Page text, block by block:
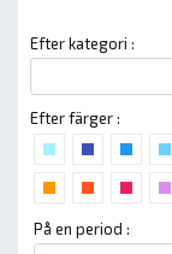
Efter kategori :
Efter färger :
På en period :